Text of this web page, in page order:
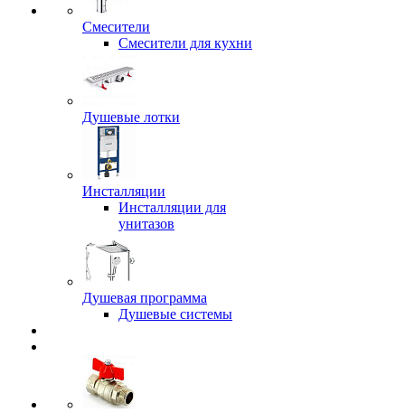
Смесители
Смесители для кухни
Душевые лотки
Инсталляции
Инсталляции для
унитазов
Душевая программа
Душевые системы